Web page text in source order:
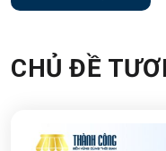
CHỦ ĐỀ